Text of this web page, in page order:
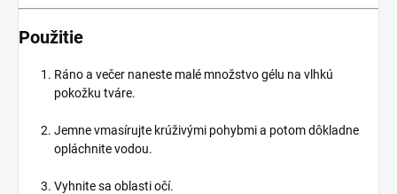
Použitie
Ráno a večer naneste malé množstvo gélu na vlhkú
pokožku tváre.
Jemne vmasírujte krúživými pohybmi a potom dôkladne
opláchnite vodou.
Vyhnite sa oblasti očí.